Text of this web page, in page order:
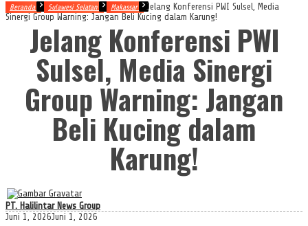
Beranda Sulawesi Selatan Makassar
Jelang Konferensi PWI Sulsel, Media
Sinergi Group Warning: Jangan Beli Kucing dalam Karung!
Jelang Konferensi PWI
Sulsel, Media Sinergi
Group Warning: Jangan
Beli Kucing dalam
Karung!
PT. Halilintar News Group
Juni 1, 2026Juni 1, 2026